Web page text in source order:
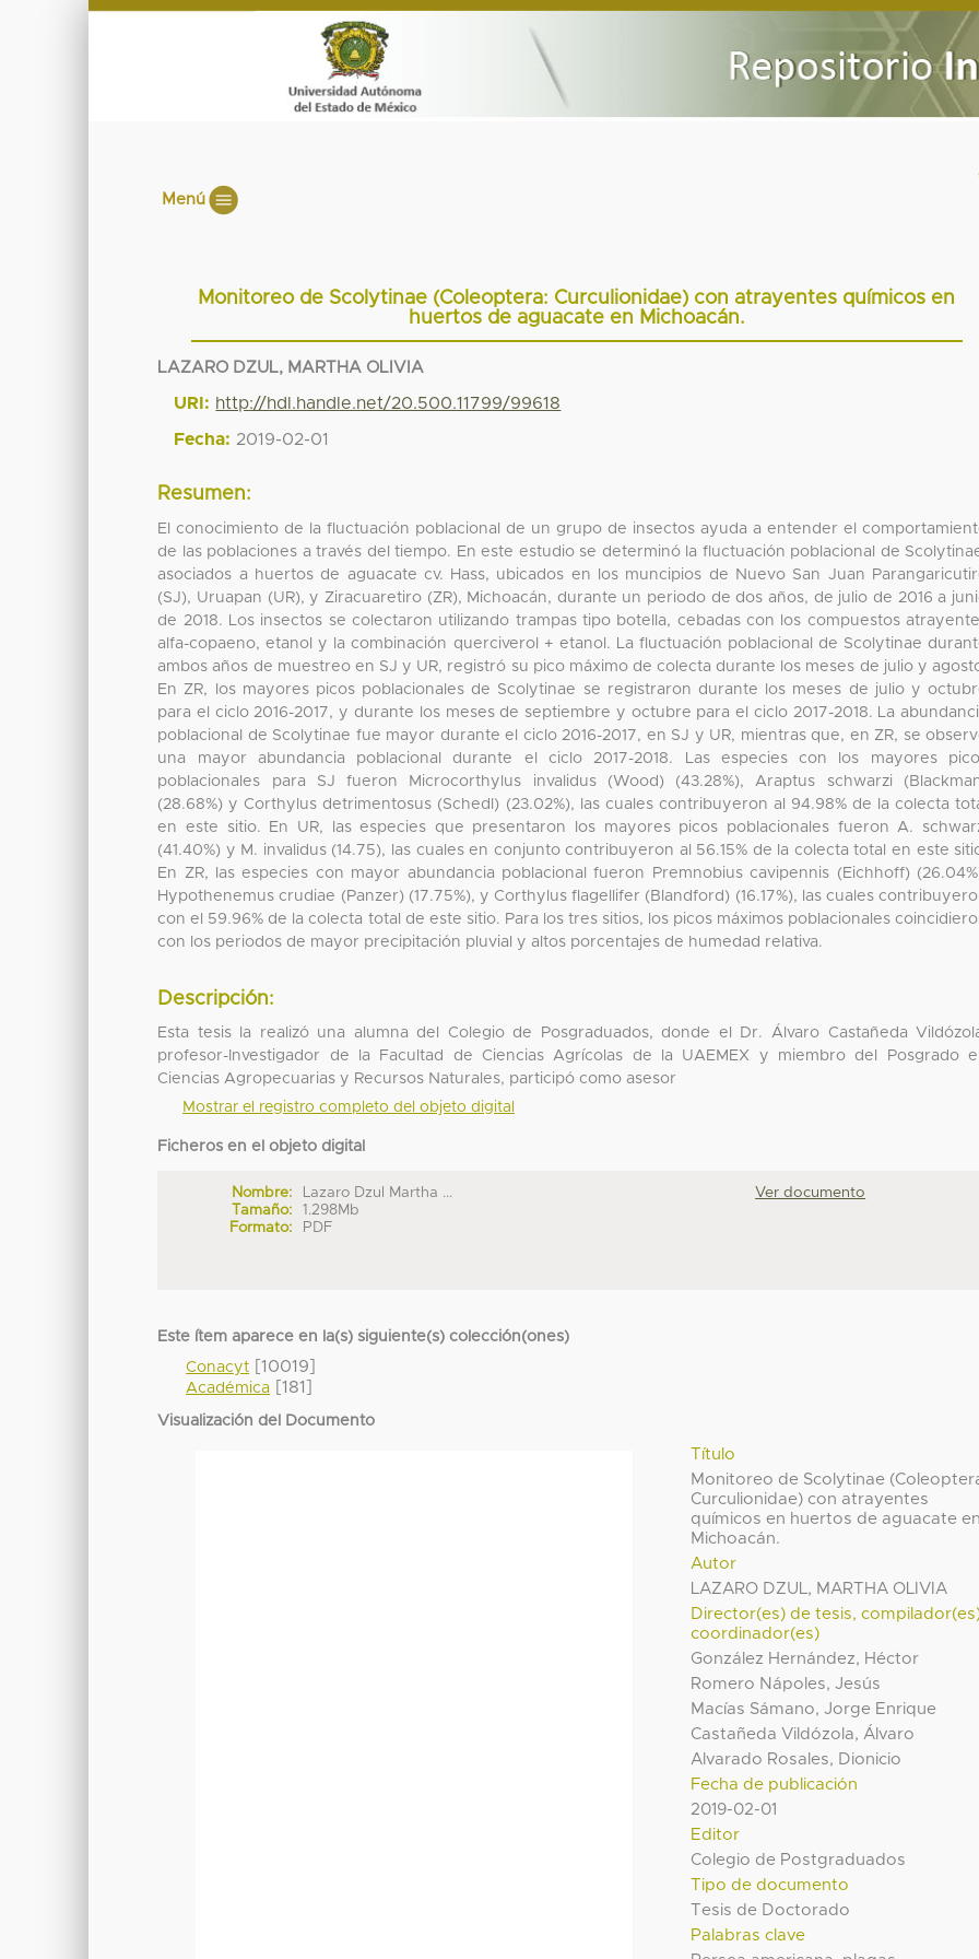
Menú
Monitoreo de Scolytinae (Coleoptera: Curculionidae) con atrayentes químicos en
huertos de aguacate en Michoacán.
LAZARO DZUL, MARTHA OLIVIA
URI: http://hdl.handle.net/20.500.11799/99618
Fecha: 2019-02-01
Resumen:
El conocimiento de la fluctuación poblacional de un grupo de insectos ayuda a entender el
de las poblaciones a través del tiempo. En este estudio se determinó la fluctuación poblacional de
asociados a huertos de aguacate cv. Hass, ubicados en los muncipios de Nuevo San Juan
(SJ), Uruapan (UR), y Ziracuaretiro (ZR), Michoacán, durante un periodo de dos años, de julio de 2016 a
de 2018. Los insectos se colectaron utilizando trampas tipo botella, cebadas con los compuestos
alfa-copaeno, etanol y la combinación querciverol + etanol. La fluctuación poblacional de Scolytinae
ambos años de muestreo en SJ y UR, registró su pico máximo de colecta durante los meses de julio y
En ZR, los mayores picos poblacionales de Scolytinae se registraron durante los meses de julio y
para el ciclo 2016-2017, y durante los meses de septiembre y octubre para el ciclo 2017-2018. La
poblacional de Scolytinae fue mayor durante el ciclo 2016-2017, en SJ y UR, mientras que, en ZR, se
una mayor abundancia poblacional durante el ciclo 2017-2018. Las especies con los mayores
poblacionales para SJ fueron Microcorthylus invalidus (Wood) (43.28%), Araptus schwarzi
(28.68%) y Corthylus detrimentosus (Schedl) (23.02%), las cuales contribuyeron al 94.98% de la colecta
en este sitio. En UR, las especies que presentaron los mayores picos poblacionales fueron A.
(41.40%) y M. invalidus (14.75), las cuales en conjunto contribuyeron al 56.15% de la colecta total en este
En ZR, las especies con mayor abundancia poblacional fueron Premnobius cavipennis (Eichhoff)
Hypothenemus crudiae (Panzer) (17.75%), y Corthylus flagellifer (Blandford) (16.17%), las cuales
con el 59.96% de la colecta total de este sitio. Para los tres sitios, los picos máximos poblacionales
con los periodos de mayor precipitación pluvial y altos porcentajes de humedad relativa.
Descripción:
Esta tesis la realizó una alumna del Colegio de Posgraduados, donde el Dr. Álvaro Castañeda
profesor-Investigador de la Facultad de Ciencias Agrícolas de la UAEMEX y miembro del Posgrado
Ciencias Agropecuarias y Recursos Naturales, participó como asesor
Mostrar el registro completo del objeto digital
Ficheros en el objeto digital
Nombre:
Lazaro Dzul Martha ...
Tamaño:
1.298Mb
Formato:
PDF
Ver documento
Este ítem aparece en la(s) siguiente(s) colección(ones)
Conacyt [10019]
Académica [181]
Visualización del Documento
Título
Monitoreo de Scolytinae
Curculionidae) con atrayentes
químicos en huertos de aguacate en
Michoacán.
Autor
LAZARO DZUL, MARTHA OLIVIA
Director(es) de tesis,
coordinador(es)
González Hernández, Héctor
Romero Nápoles, Jesús
Macías Sámano, Jorge Enrique
Castañeda Vildózola, Álvaro
Alvarado Rosales, Dionicio
Fecha de publicación
2019-02-01
Editor
Colegio de Postgraduados
Tipo de documento
Tesis de Doctorado
Palabras clave